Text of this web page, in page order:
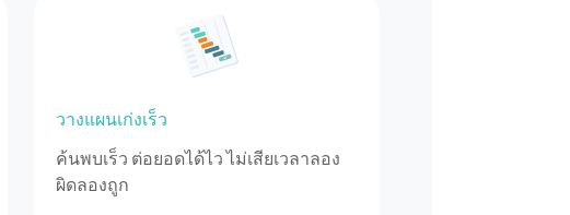
วางแผนเก่งเร็ว
ค้นพบเร็ว ต่อยอดได้ไว ไม่เสียเวลาลอง
ผิดลองถูก